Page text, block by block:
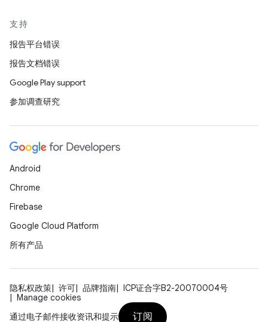
支持
报告平台错误
报告文档错误
Google Play support
参加调查研究
Android
Chrome
Firebase
Google Cloud Platform
所有产品
隐私权政策 许可 品牌指南
ICP证合字B2-20070004号
Manage cookies
通过电子邮件接收资讯和提示
订阅